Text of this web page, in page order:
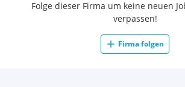
Folge dieser Firma um keine neuen
verpassen!
Firma folgen